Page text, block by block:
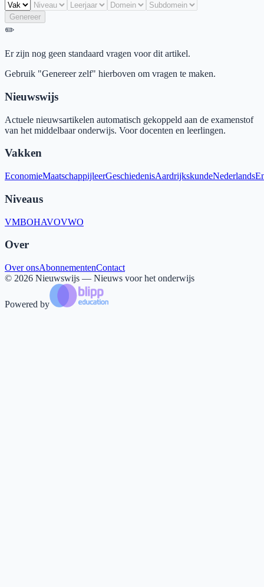
Genereer
✏️
Er zijn nog geen standaard vragen voor dit artikel.
Gebruik "Genereer zelf" hierboven om vragen te maken.
Nieuwswijs
Actuele nieuwsartikelen automatisch gekoppeld aan de examenstof
van het middelbaar onderwijs. Voor docenten en leerlingen.
Vakken
EconomieMaatschappijleerGeschiedenisAardrijkskundeNederlands
Niveaus
VMBOHAVOVWO
Over
Over onsAbonnementenContact
© 2026 Nieuwswijs — Nieuws voor het onderwijs
Powered by